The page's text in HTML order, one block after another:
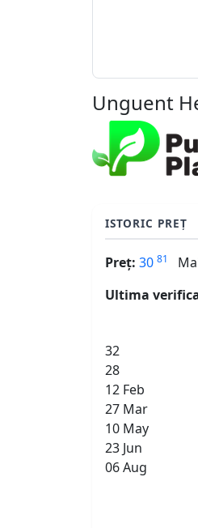
Unguent
ISTORIC PREȚ
Preț: 30 81
Ultima
32
28
12 Feb
27 Mar
10 May
23 Jun
06 Aug